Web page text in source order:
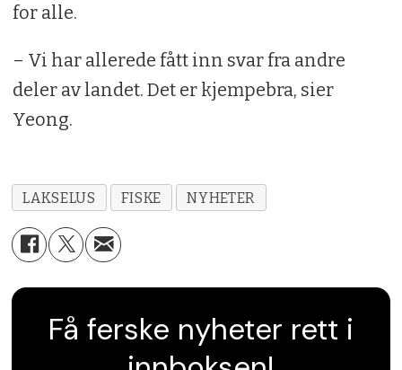
for alle.
– Vi har allerede fått inn svar fra andre
deler av landet. Det er kjempebra, sier
Yeong.
LAKSELUS FISKE NYHETER
Få ferske nyheter rett i